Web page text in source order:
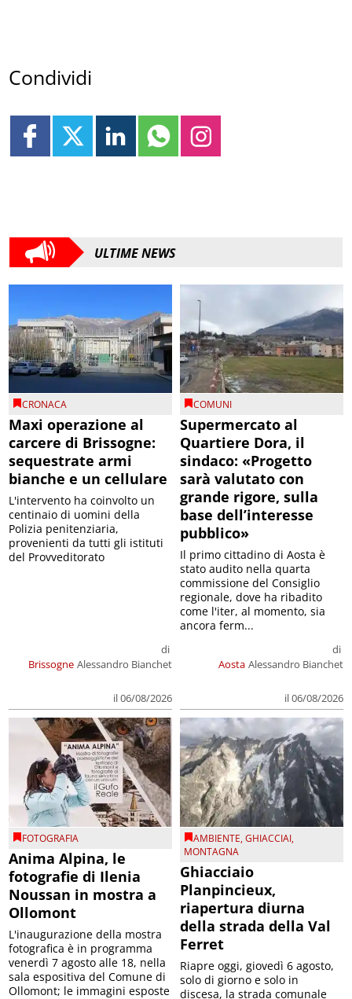
Condividi
ULTIME NEWS
CRONACA
Maxi operazione al
carcere di Brissogne:
sequestrate armi
bianche e un cellulare
Brissogne
di
Alessandro Bianchet
il 06/08/2026
L'intervento ha coinvolto un
centinaio di uomini della
Polizia penitenziaria,
provenienti da tutti gli istituti
del Provveditorato
COMUNI
Supermercato al
Quartiere Dora, il
sindaco: «Progetto
sarà valutato con
grande rigore, sulla
base dell’interesse
pubblico»
Aosta
di
Alessandro Bianchet
il 06/08/2026
Il primo cittadino di Aosta è
stato audito nella quarta
commissione del Consiglio
regionale, dove ha ribadito
come l'iter, al momento, sia
ancora ferm...
FOTOGRAFIA
Anima Alpina, le
fotografie di Ilenia
Noussan in mostra a
Ollomont
L'inaugurazione della mostra
fotografica è in programma
venerdì 7 agosto alle 18, nella
sala espositiva del Comune di
Ollomont; le immagini esposte
AMBIENTE,GHIACCIAI,
MONTAGNA
Ghiacciaio
Planpincieux,
riapertura diurna
della strada della Val
Ferret
Riapre oggi, giovedì 6 agosto,
solo di giorno e solo in
discesa, la strada comunale